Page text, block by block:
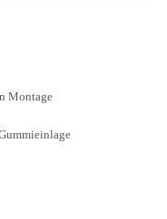
Montage